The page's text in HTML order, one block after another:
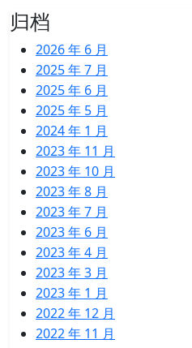
归档
2026 年 6 月
2025 年 7 月
2025 年 6 月
2025 年 5 月
2024 年 1 月
2023 年 11 月
2023 年 10 月
2023 年 8 月
2023 年 7 月
2023 年 6 月
2023 年 4 月
2023 年 3 月
2023 年 1 月
2022 年 12 月
2022 年 11 月